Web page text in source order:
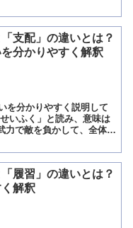
「支配」の違いとは？
分かりやすく解釈
を分かりやすく説明して
いふく」と読み、意味は
力で敵を負かして、全体を
「履習」の違いとは？
解釈